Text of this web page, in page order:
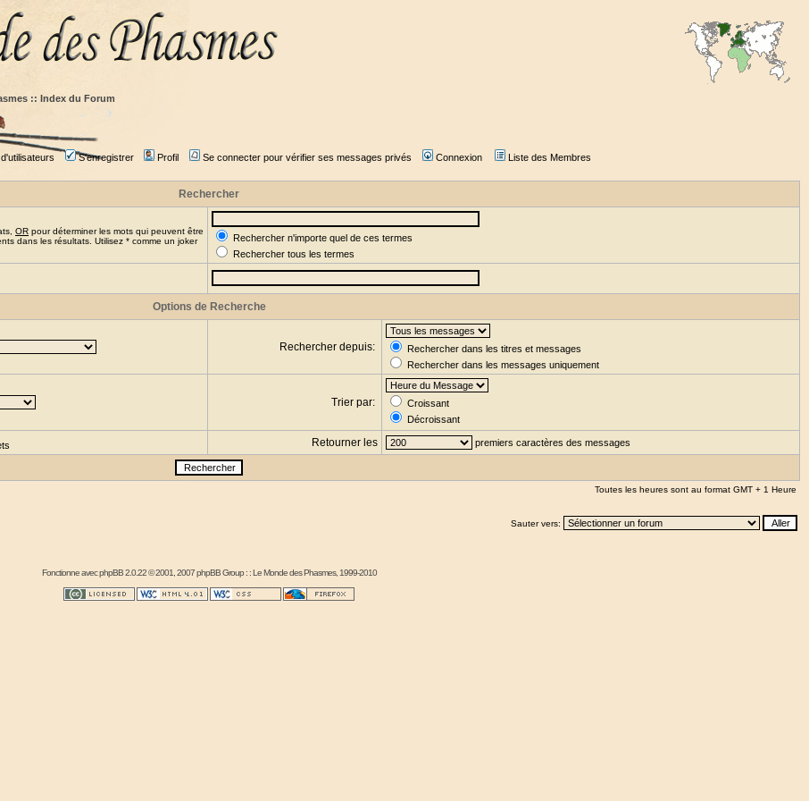
:: Index du Forum
S'enregistrer Profil Se connecter pour vérifier ses messages privés Connexion Liste des Membres
Rechercher
OR pour déterminer les mots qui peuvent être
dans les résultats. Utilisez * comme un joker
Rechercher n'importe quel de ces termes
Rechercher tous les termes
Options de Recherche
Rechercher depuis:
Rechercher dans les titres et messages
Rechercher dans les messages uniquement
Trier par:
Croissant
Décroissant
Retourner les premiers caractères des messages
Toutes les heures sont au format GMT + 1 Heure
Sauter vers:
Fonctionne avecphpBB2.0.22 © 2001, 2007 phpBB Group : :Le Monde des Phasmes, 1999-2010